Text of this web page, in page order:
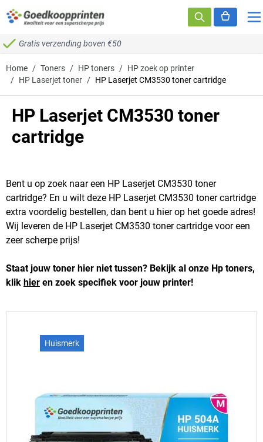
Ga naar de inhoud
Gratis verzending boven €50
Home / Toners / HP toners / HP zoek op printer
/ HP Laserjet toner / HP Laserjet CM3530 toner cartridge
HP Laserjet CM3530 toner
cartridge
Bent u op zoek naar een HP Laserjet CM3530 toner
cartridge? En u wilt deze HP Laserjet CM3530 toner cartridge
extra voordelig bestellen, dan bent u hier op het goede adres!
Wij leveren de HP Laserjet CM3530 toner cartridge voor een
zeer scherpe prijs!
Staat jouw toner hier niet tussen? Bekijk al onze Hp toners,
klik hier en zoek specifiek voor jouw printer!
Huismerk